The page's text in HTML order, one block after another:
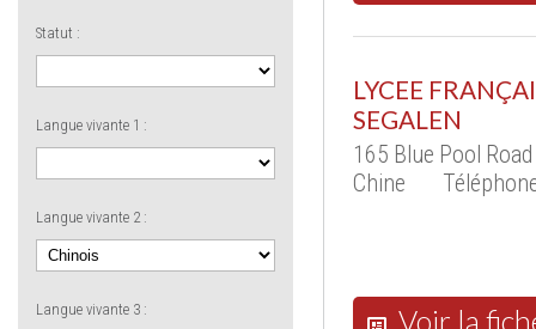
Statut :
Langue vivante 1 :
Langue vivante 2 :
Langue vivante 3 :
LYCEE
SEGALEN
165 Blue Pool
Chine
Voir la